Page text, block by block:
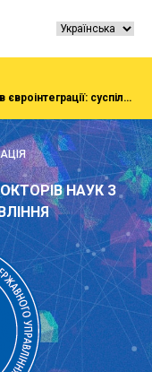
Конференція «Інституціоналізація процесів євроінтеграції: суспільство, економіка, адміністрування»
НАУК З